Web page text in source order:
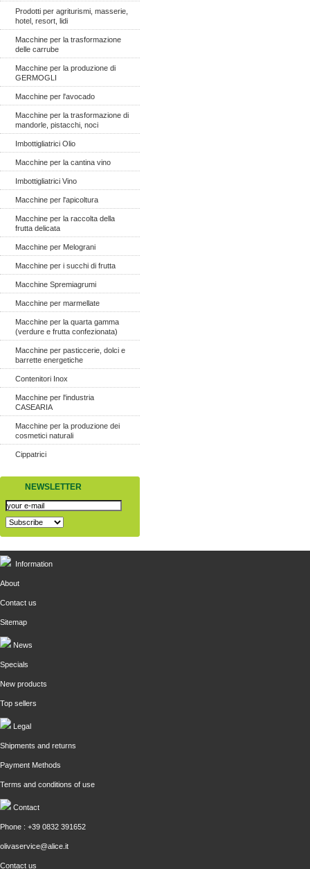
Prodotti per agriturismi, masserie,
hotel, resort, lidi
Macchine per la trasformazione
delle carrube
Macchine per la produzione di
GERMOGLI
Macchine per l'avocado
Macchine per la trasformazione di
mandorle, pistacchi, noci
Imbottigliatrici Olio
Macchine per la cantina vino
Imbottigliatrici Vino
Macchine per l'apicoltura
Macchine per la raccolta della
frutta delicata
Macchine per Melograni
Macchine per i succhi di frutta
Macchine Spremiagrumi
Macchine per marmellate
Macchine per la quarta gamma
(verdure e frutta confezionata)
Macchine per pasticcerie, dolci e
barrette energetiche
Contenitori Inox
Macchine per l'industria
CASEARIA
Macchine per la produzione dei
cosmetici naturali
Cippatrici
NEWSLETTER
Information
About
Contact us
Sitemap
News
Specials
New products
Top sellers
Legal
Shipments and returns
Payment Methods
Terms and conditions of use
Contact
Phone : +39 0832 391652
olivaservice@alice.it
Contact us